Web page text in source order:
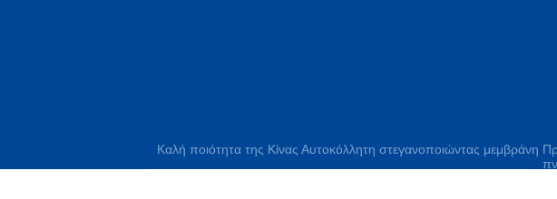
Καλή ποιότητα της Κίνας Αυτοκόλλητη στεγανοποιώντας μεμβράνη